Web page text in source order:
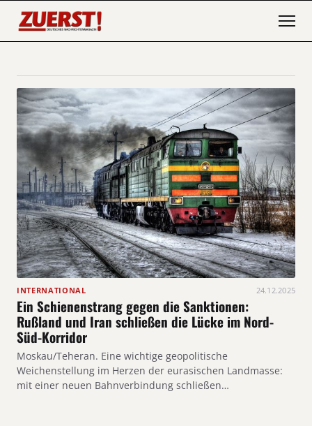
INTERNATIONAL 24.12.2025
Ein Schienenstrang gegen die Sanktionen:
Rußland und Iran schließen die Lücke im Nord-
Süd-Korridor
Moskau/Teheran. Eine wichtige geopolitische
Weichenstellung im Herzen der eurasischen Landmasse:
mit einer neuen Bahnverbindung schließen…